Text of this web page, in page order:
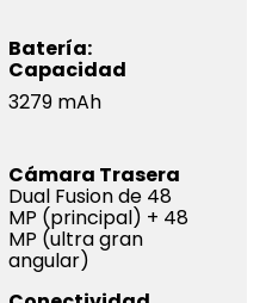
Batería:
Capacidad
3279 mAh
Cámara Trasera
Dual Fusion de 48
MP (principal) + 48
MP (ultra gran
angular)